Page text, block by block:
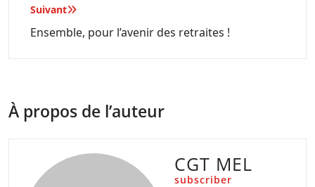
l’article
Suivant
Ensemble, pour l’avenir des retraites !
À propos de l’auteur
CGT MEL
subscriber